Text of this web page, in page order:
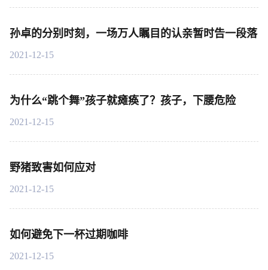
孙卓的分别时刻，一场万人瞩目的认亲暂时告一段落
2021-12-15
为什么“跳个舞”孩子就瘫痪了？孩子，下腰危险
2021-12-15
野猪致害如何应对
2021-12-15
如何避免下一杯过期咖啡
2021-12-15